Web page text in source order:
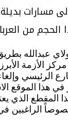
مسارات
من
عبدالله
الأزمة
الرئيسي
هذا الموقع
المقطع الذي
الراغبين